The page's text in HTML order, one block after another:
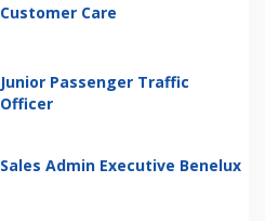
Customer Care
Junior Passenger Traffic
Officer
Sales Admin Executive Benelux